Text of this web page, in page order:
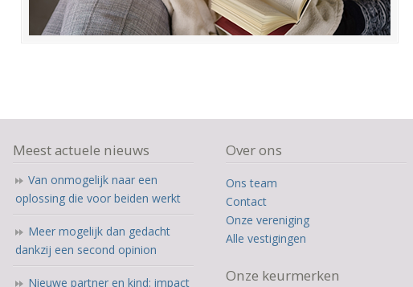
Meest actuele nieuws
Van onmogelijk naar een
oplossing die voor beiden werkt
Meer mogelijk dan gedacht
dankzij een second opinion
Nieuwe partner en kind: impact
Over ons
Ons team
Contact
Onze vereniging
Alle vestigingen
Onze keurmerken